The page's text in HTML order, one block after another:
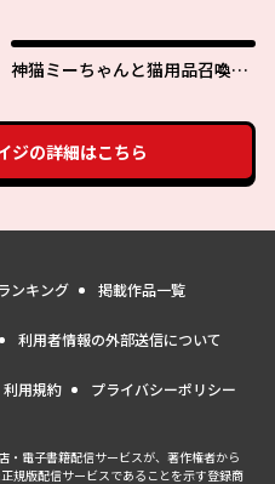
神猫ミーちゃんと猫用品召喚師
ふもふスローライフ！～
ジの詳細はこちら
ランキング 掲載作品一覧
利用者情報の外部送信について
利用規約 プライバシーポリシー
・電子書籍配信サービスが、著作権者から
規版配信サービスであることを示す登録商